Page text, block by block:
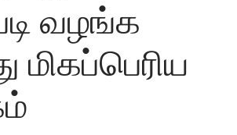
வழங்க
மிகப்பெரிய